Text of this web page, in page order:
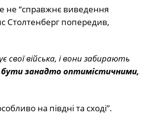
не “справжнє виведення
Столтенберг попередив,
війська, і вони забирають
занадто оптимістичними,
на півдні та сході”.